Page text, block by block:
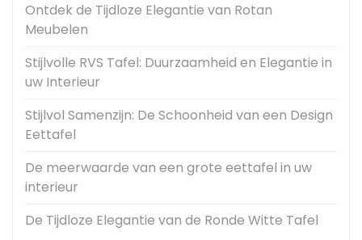
Ontdek de Tijdloze Elegantie van Rotan
Meubelen
Stijlvolle RVS Tafel: Duurzaamheid en Elegantie in
uw Interieur
Stijlvol Samenzijn: De Schoonheid van een Design
Eettafel
De meerwaarde van een grote eettafel in uw
interieur
De Tijdloze Elegantie van de Ronde Witte Tafel